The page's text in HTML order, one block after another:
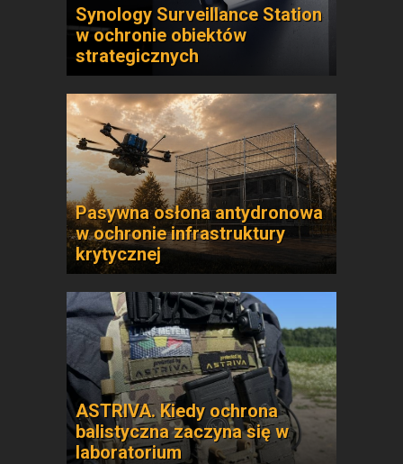
Synology Surveillance Station
w ochronie obiektów
strategicznych
Pasywna osłona antydronowa
w ochronie infrastruktury
krytycznej
ASTRIVA. Kiedy ochrona
balistyczna zaczyna się w
laboratorium